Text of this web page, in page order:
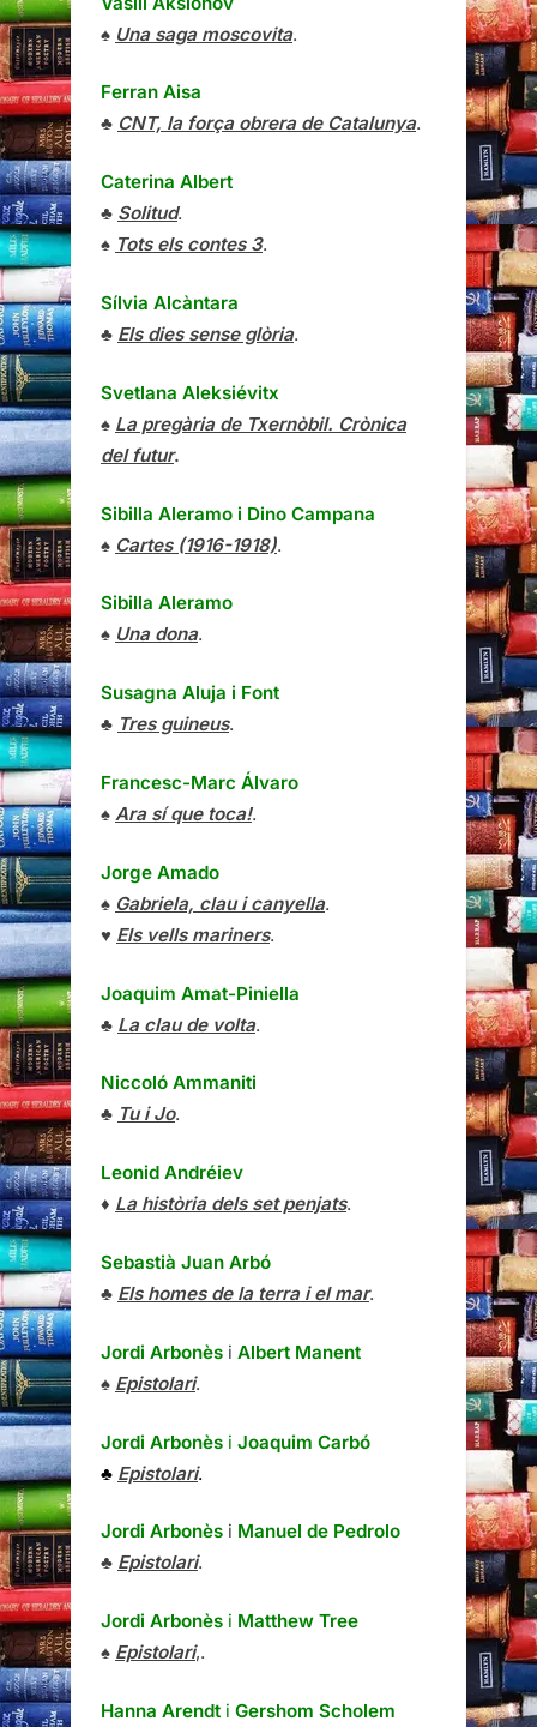
♠ Una saga moscovita.
Ferran Aisa
♣ CNT, la força obrera de Catalunya.
Caterina Albert
♣ Solitud.
♠ Tots els contes 3.
Sílvia Alcàntara
♣ Els dies sense glòria.
Svetlana Aleksiévitx
♠ La pregària de Txernòbil. Crònica
del futur.
Sibilla Aleramo i Dino Campana
♠ Cartes (1916-1918).
Sibilla Aleramo
♠ Una dona.
Susagna Aluja i Font
♣ Tres guineus.
Francesc-Marc Álvaro
♠ Ara sí que toca!.
Jorge Amado
♠ Gabriela, clau i canyella.
♥ Els vells mariners.
Joaquim Amat-Piniella
♣ La clau de volta.
Niccoló Ammaniti
♣ Tu i Jo.
Leonid Andréiev
♦ La història dels set penjats.
Sebastià Juan Arbó
♣ Els homes de la terra i el mar.
Jordi Arbonès i Albert Manent
♠ Epistolari.
Jordi Arbonès i Joaquim Carbó
♣ Epistolari.
Jordi Arbonès i Manuel de Pedrolo
♣ Epistolari.
Jordi Arbonès i Matthew Tree
♠ Epistolari,.
Hanna Arendt i Gershom Scholem